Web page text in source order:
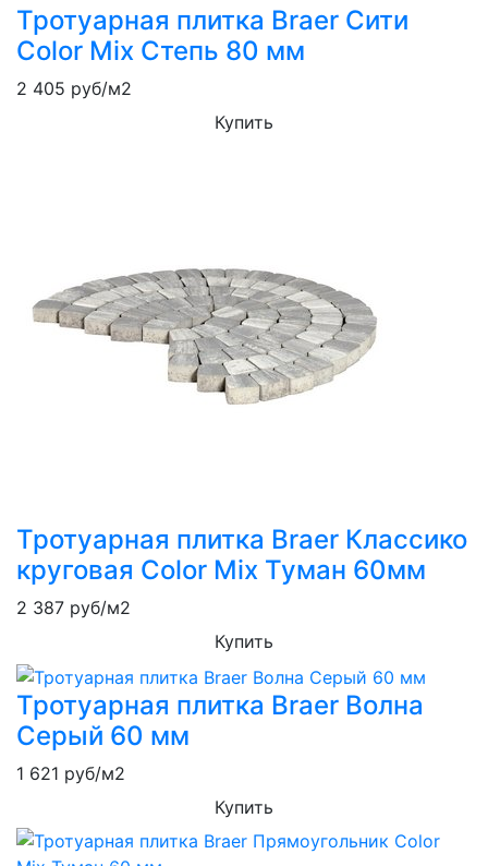
Тротуарная плитка Braer Сити
Color Mix Степь 80 мм
2 405 руб/м2
Купить
Тротуарная плитка Braer Классико
круговая Color Mix Туман 60мм
2 387 руб/м2
Купить
Тротуарная плитка Braer Волна
Серый 60 мм
1 621 руб/м2
Купить